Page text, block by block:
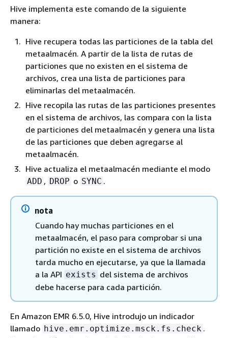
Hive implementa este comando de la siguiente
manera:
Hive recupera todas las particiones de la tabla del
metaalmacén. A partir de la lista de rutas de
particiones que no existen en el sistema de
archivos, crea una lista de particiones para
eliminarlas del metaalmacén.
Hive recopila las rutas de las particiones presentes
en el sistema de archivos, las compara con la lista
de particiones del metaalmacén y genera una lista
de las particiones que deben agregarse al
metaalmacén.
Hive actualiza el metaalmacén mediante el modo
ADD , DROP o SYNC .
nota
Cuando hay muchas particiones en el
metaalmacén, el paso para comprobar si una
partición no existe en el sistema de archivos
tarda mucho en ejecutarse, ya que la llamada
a la API exists del sistema de archivos
debe hacerse para cada partición.
En Amazon EMR 6.5.0, Hive introdujo un indicador
llamado hive.emr.optimize.msck.fs.check .